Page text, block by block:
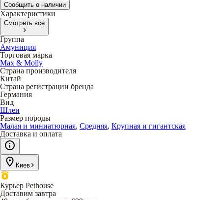
Сообщить о наличии
Характеристики
Смотреть все
Группа
Амуниция
Торговая марка
Max & Molly
Страна производителя
Китай
Страна регистрации бренда
Германия
Вид
Шлеи
Размер породы
Малая и миниатюрная, Средняя, Крупная и гигантская
Доставка и оплата
Киев
Курьер Pethouse
Доставим завтра